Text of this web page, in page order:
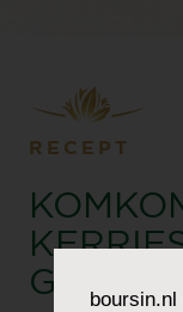
RECEPT
boursin.nl